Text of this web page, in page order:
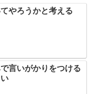
やろうかと考える
言いがかりをつける